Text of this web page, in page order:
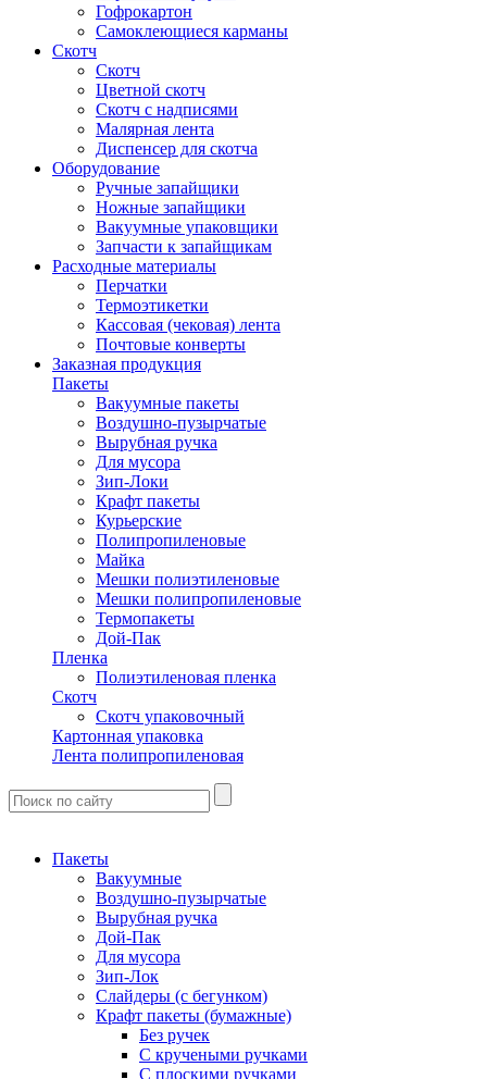
Гофрокартон
Самоклеющиеся карманы
Скотч
Скотч
Цветной скотч
Скотч с надписями
Малярная лента
Диспенсер для скотча
Оборудование
Ручные запайщики
Ножные запайщики
Вакуумные упаковщики
Запчасти к запайщикам
Расходные материалы
Перчатки
Термоэтикетки
Кассовая (чековая) лента
Почтовые конверты
Заказная продукция
Пакеты
Вакуумные пакеты
Воздушно-пузырчатые
Вырубная ручка
Для мусора
Зип-Локи
Крафт пакеты
Курьерские
Полипропиленовые
Майка
Мешки полиэтиленовые
Мешки полипропиленовые
Термопакеты
Дой-Пак
Пленка
Полиэтиленовая пленка
Скотч
Скотч упаковочный
Картонная упаковка
Лента полипропиленовая
Пакеты
Вакуумные
Воздушно-пузырчатые
Вырубная ручка
Дой-Пак
Для мусора
Зип-Лок
Слайдеры (с бегунком)
Крафт пакеты (бумажные)
Без ручек
С кручеными ручками
С плоскими ручками